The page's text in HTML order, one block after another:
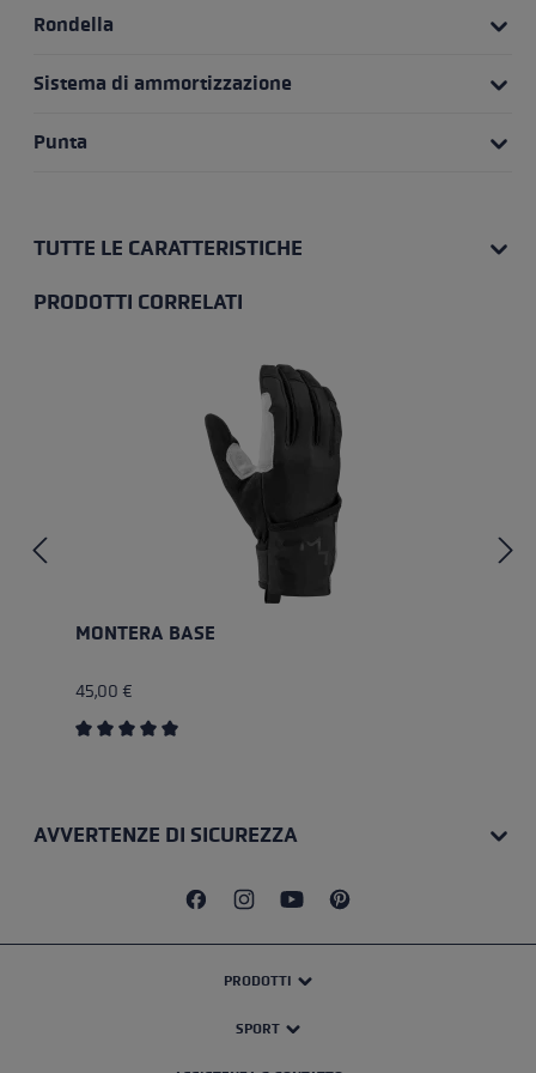
Rondella
Sistema di ammortizzazione
Punta
TUTTE LE CARATTERISTICHE
PRODOTTI CORRELATI
MONTERA BASE
45,00 €
AVVERTENZE DI SICUREZZA
PRODOTTI
SPORT